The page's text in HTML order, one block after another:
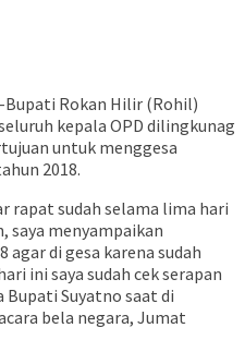
Rokan Hilir (Rohil)
kepala OPD dilingkunag
untuk menggesa
2018.
rapat sudah selama lima hari
saya menyampaikan
di gesa karena sudah
ini saya sudah cek serapan
Bupati Suyatno saat di
bela negara, Jumat